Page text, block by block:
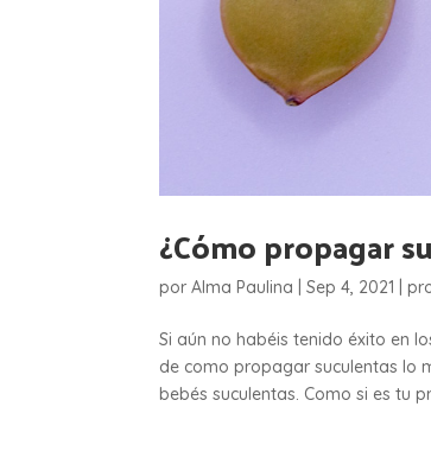
¿Cómo propagar
porAlma Paulina |Sep 4, 2021 |
Si aún no habéis tenido éxito en
de como propagar suculentas lo
bebés suculentas. Como si es tu